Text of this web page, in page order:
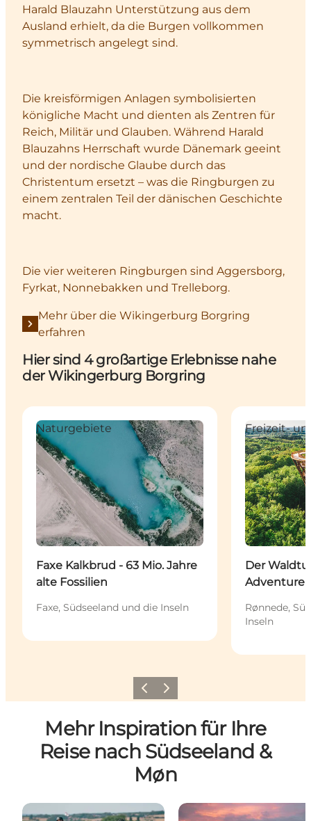
Harald Blauzahn Unterstützung aus dem
Ausland erhielt, da die Burgen vollkommen
symmetrisch angelegt sind.
Die kreisförmigen Anlagen symbolisierten
königliche Macht und dienten als Zentren für
Reich, Militär und Glauben. Während Harald
Blauzahns Herrschaft wurde Dänemark geeint
und der nordische Glaube durch das
Christentum ersetzt – was die Ringburgen zu
einem zentralen Teil der dänischen Geschichte
macht.
Die vier weiteren Ringburgen sind Aggersborg,
Fyrkat, Nonnebakken und Trelleborg.
Mehr über die Wikingerburg Borgring
erfahren
Hier sind 4 großartige Erlebnisse nahe
der Wikingerburg Borgring
Faxe Kalkbrud - 63 Mio. Jahre alte Fossilien
Naturgebiete
Faxe Kalkbrud - 63 Mio. Jahre
alte Fossilien
Faxe, Südseeland und die Inseln
Der
Freizeit-
Der
Adventure
Rønnede,
Inseln
ZurückWeiter
Mehr Inspiration für Ihre
Reise nach Südseeland &
Møn